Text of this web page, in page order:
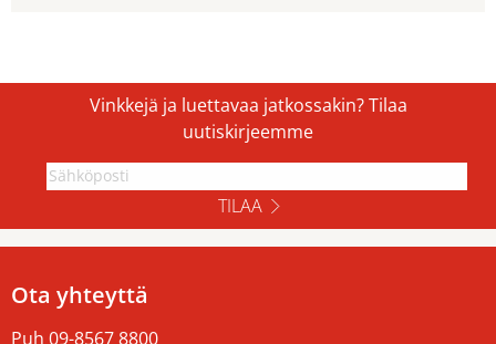
Vinkkejä ja luettavaa jatkossakin? Tilaa
uutiskirjeemme
TILAA
Ota yhteyttä
Puh 09-8567 8800